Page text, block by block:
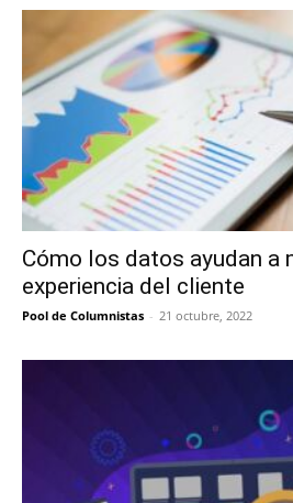
Cómo los datos ayudan a
experiencia del cliente
Pool de Columnistas - 21 octubre, 2022